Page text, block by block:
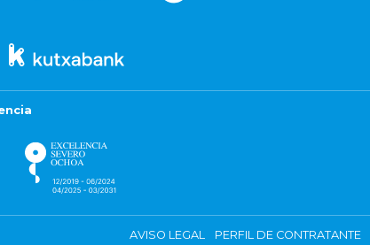
AVISO LEGAL PERFIL DE CONTRATANTE